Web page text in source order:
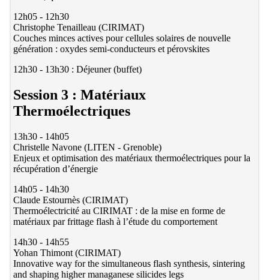
12h05 - 12h30
Christophe Tenailleau (CIRIMAT)
Couches minces actives pour cellules solaires de nouvelle
génération : oxydes semi-conducteurs et pérovskites
12h30 - 13h30 : Déjeuner (buffet)
Session 3 : Matériaux
Thermoélectriques
13h30 - 14h05
Christelle Navone (LITEN - Grenoble)
Enjeux et optimisation des matériaux thermoélectriques pour la
récupération d’énergie
14h05 - 14h30
Claude Estournès (CIRIMAT)
Thermoélectricité au CIRIMAT : de la mise en forme de
matériaux par frittage flash à l’étude du comportement
14h30 - 14h55
Yohan Thimont (CIRIMAT)
Innovative way for the simultaneous flash synthesis, sintering
and shaping higher managanese silicides legs